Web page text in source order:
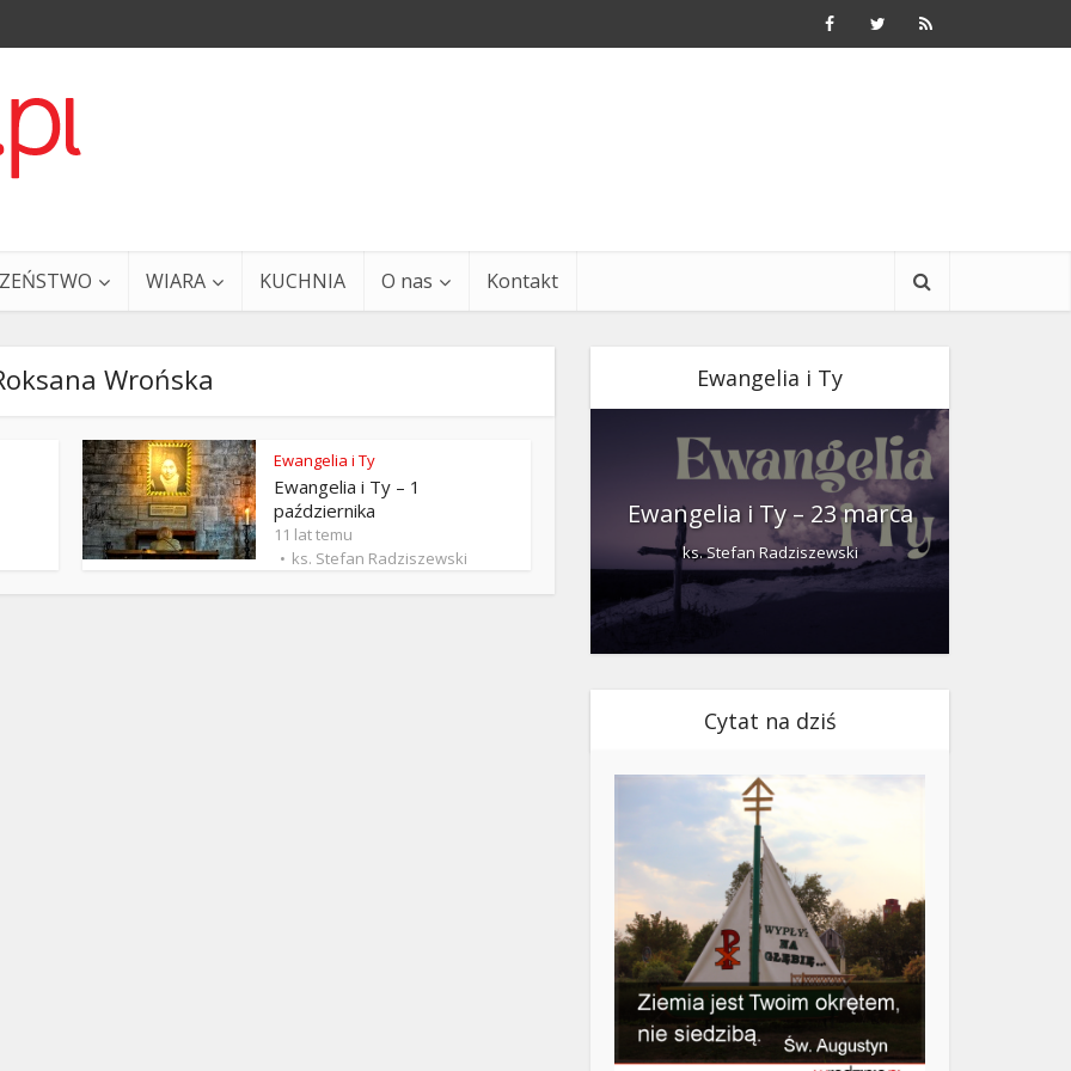
WIARA KUCHNIA O nas Kontakt
Wrońska
Ewangelia i Ty
Ewangelia i Ty – 1
października
11 lat temu
ks. Stefan Radziszewski
Ewangelia i Ty
i Ty – 29 grudnia
Radziszewski
Ewangelia i Ty – 27 grudnia
ks. Stefan Radziszewski
Ewangelia i Ty – 23 marca
ks. Stefan Radziszewski
Cytat na dziś